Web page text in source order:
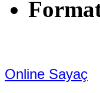
Online Sayaç